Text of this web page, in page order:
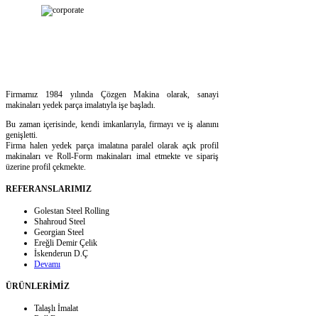
Firmamız 1984 yılında Çözgen Makina olarak, sanayi
makinaları yedek parça imalatıyla işe başladı.
Bu zaman içerisinde, kendi imkanlarıyla, firmayı ve iş alanını
genişletti.
Firma halen yedek parça imalatına paralel olarak açık profil
makinaları ve Roll-Form makinaları imal etmekte ve sipariş
üzerine profil çekmekte.
REFERANSLARIMIZ
Golestan Steel Rolling
Shahroud Steel
Georgian Steel
Ereğli Demir Çelik
İskenderun D.Ç
Devamı
ÜRÜNLERİMİZ
Talaşlı İmalat